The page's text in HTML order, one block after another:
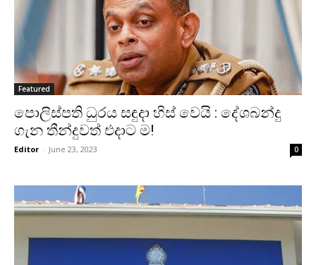
Featured
පොලිස්පති ධුරය සඳුදා හිස් වෙයි : දේශබන්දු
ගැන තීන්දුවත් එදාට ම!
Editor - June 23, 2023 0